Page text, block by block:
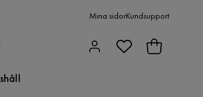
Mina sidorKundsupport